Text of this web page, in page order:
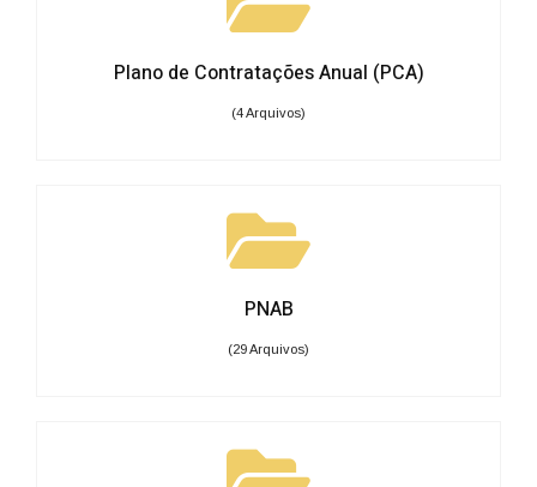
Plano de Contratações Anual (PCA)
(4 Arquivos)
PNAB
(29 Arquivos)